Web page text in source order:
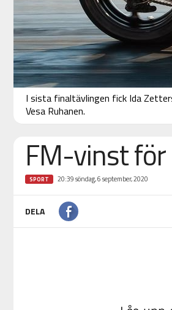
I sista finaltävlingen fick Ida
Vesa Ruhanen.
FM-vinst
SPORT 20:39 söndag, 6 september, 2020
DELA